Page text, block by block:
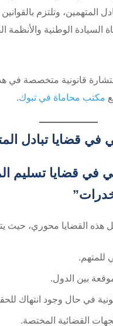
المتهمين، وتلتزم
السيادة الوطنية والأنظمة
قانونية متخصصة في هذا
مكتب محاماة في تبوك.
في قضايا تبادل
في قضايا تسليم
هذه القضايا محوري، حيث
للمتهم.
بين الدول.
في حال وجود انتهاك
القضائية المختصة.